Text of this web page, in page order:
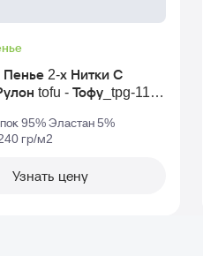
2-х Нитки С
95% Эластан 5%
гр/м2
Узнать цену